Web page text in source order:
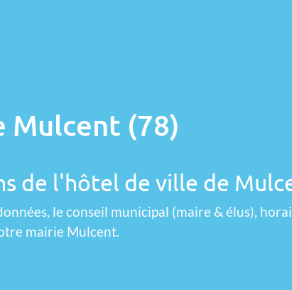
Mulcent (78)
de l'hôtel de ville de
le conseil municipal (maire & élus),
mairie Mulcent.